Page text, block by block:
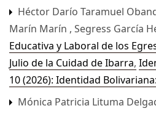
Héctor Darío Taramuel
Marín Marín , Segress García
Educativa y Laboral de los
Julio de la Cuidad de Ibarra,
10 (2026): Identidad
Mónica Patricia Lituma